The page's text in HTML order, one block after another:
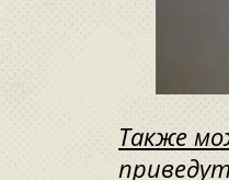
Также